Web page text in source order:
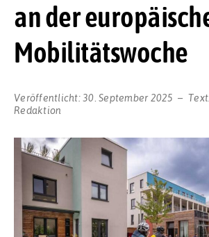
an der
Mobilitätswoche
Veröffentlicht:30. September 2025
Redaktion